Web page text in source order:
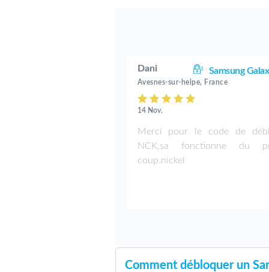
Dani Samsung
Avesnes-sur-helpe, France
14 Nov.
Merci pour le code de
NCK,sa fonctionne du
coup.nickel
Comment débloquer un